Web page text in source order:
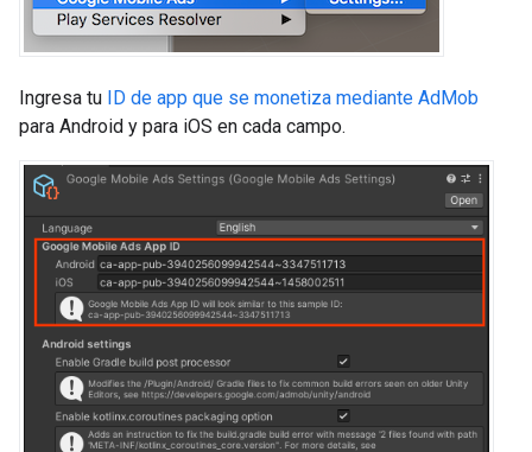
Ingresa tu ID de app que se monetiza mediante AdMob
para Android y para iOS en cada campo.